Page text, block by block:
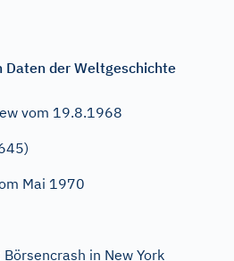
der Weltgeschichte
vom 19.8.1968
Mai 1970
in New York